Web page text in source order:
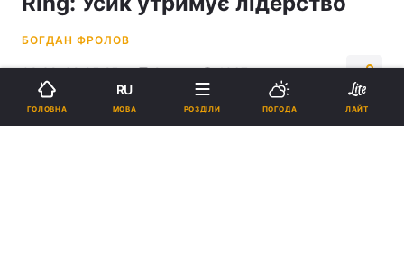
БОГДАН ФРОЛОВ
09:32, 09.05.25 2 хв. 1067
Підпишіться на нас в Google
ГОЛОВНА
RU
МОВА РОЗДІЛИ ПОГОДА ЛАЙТ